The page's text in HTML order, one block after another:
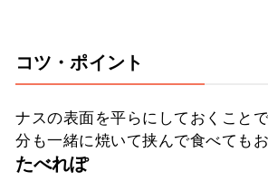
コツ・ポイント
ナスの表面を平らにしておくこと
分も一緒に焼いて挟んで食べても
たべれぽ